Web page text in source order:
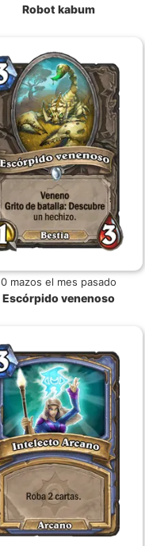
Robot kabum
0 mazos el mes pasado
Escórpido venenoso